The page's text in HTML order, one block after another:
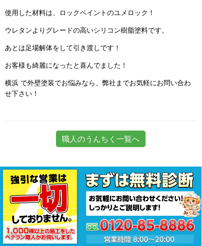
使用した材料は、ロックペイントのユメロック！
ウレタンよりグレードの高いシリコン樹脂塗料です。
あとは足場解体をして引き渡しです！
お客様も綺麗になったと喜んでました！
横浜 で外壁塗装でお悩みなら、弊社までお気軽にお問い合わ
せ下さい！
職人のうんちく一覧へ